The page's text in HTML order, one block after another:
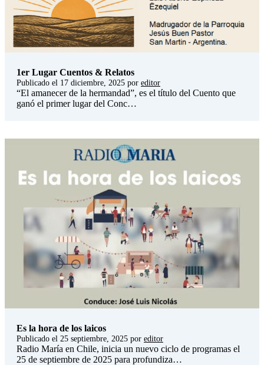
1er Lugar Cuentos & Relatos
Publicado el 17 diciembre, 2025 por editor
“El amanecer de la hermandad”, es el título del Cuento que
ganó el primer lugar del Conc…
Es la hora de los laicos
Publicado el 25 septiembre, 2025 por editor
Radio María en Chile, inicia un nuevo ciclo de programas el
25 de septiembre de 2025 para profundiza…